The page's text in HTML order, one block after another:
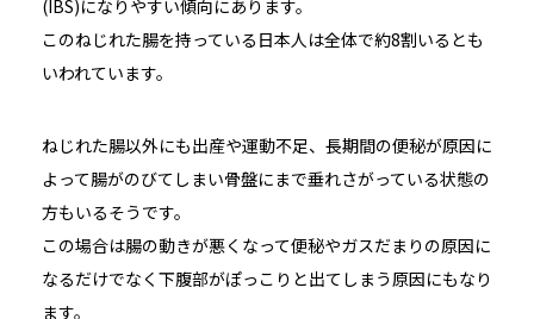
(IBS)になりやすい傾向にあります。
このねじれた腸を持っている日本人は全体で約8割いるとも
いわれています。
ねじれた腸以外にも出産や運動不足、長期間の便秘が原因に
よって腸がのびてしまい骨盤にまで垂れさがっている状態の
方もいるそうです。
この場合は腸の動きが悪くなって便秘やガスだまりの原因に
なるだけでなく下腹部がぽっこりと出てしまう原因にもなり
ます。